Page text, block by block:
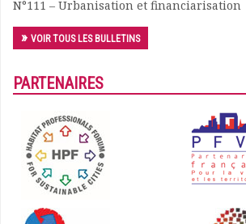
N°111 – Urbanisation et financiarisation
VOIR TOUS LES BULLETINS
PARTENAIRES